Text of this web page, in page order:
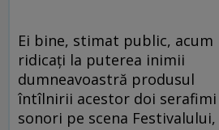
Ei bine, stimat public, acum
ridicați la puterea inimii
dumneavoastră produsul
întîlnirii acestor doi serafimi
sonori pe scena Festivalului,